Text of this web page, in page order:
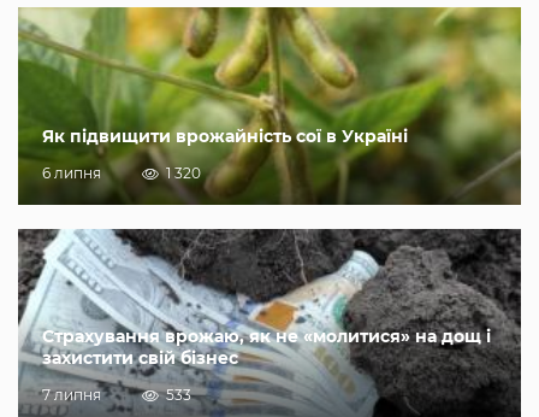
Як підвищити врожайність сої в Україні
6 липня 1 320
Страхування врожаю, як не «молитися» на дощ і
захистити свій бізнес
7 липня 533